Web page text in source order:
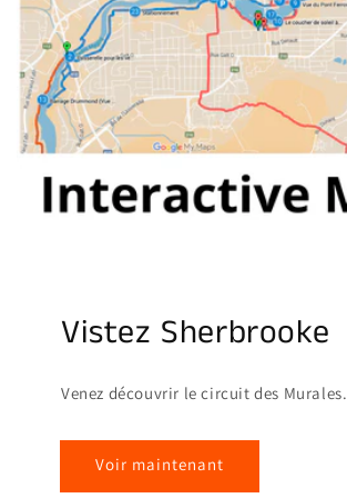
Vistez Sherbrooke
Venez découvrir le circuit des Murales.
Voir maintenant